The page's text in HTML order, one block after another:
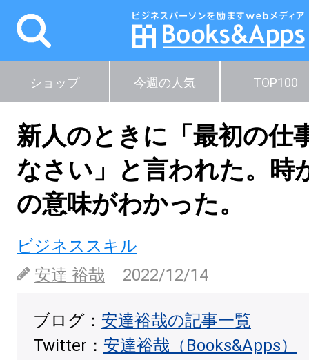
ショップ 今週の人気 TOP100
新人のときに「最初の仕
なさい」と言われた。時
の意味がわかった。
ビジネススキル
安達 裕哉
2022/12/14
ブログ： 安達裕哉の記事一覧
Twitter： 安達裕哉（Books&Apps）